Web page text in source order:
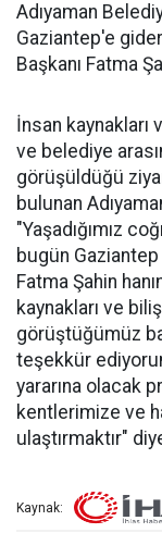
Adıyaman
Gaziantep'e
Başkanı Fatma
İnsan
ve belediye
görüşüldüğü
bulunan
"Yaşadığımız
bugün
Fatma Şahin
kaynakları ve
görüştüğümüz
teşekkür
yararına olacak
kentlerimize ve
ulaştırmaktır"
Kaynak: